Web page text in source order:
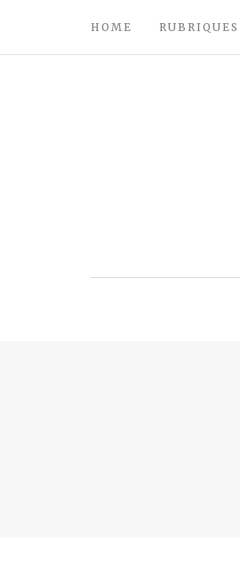
HOME RUBRIQUES